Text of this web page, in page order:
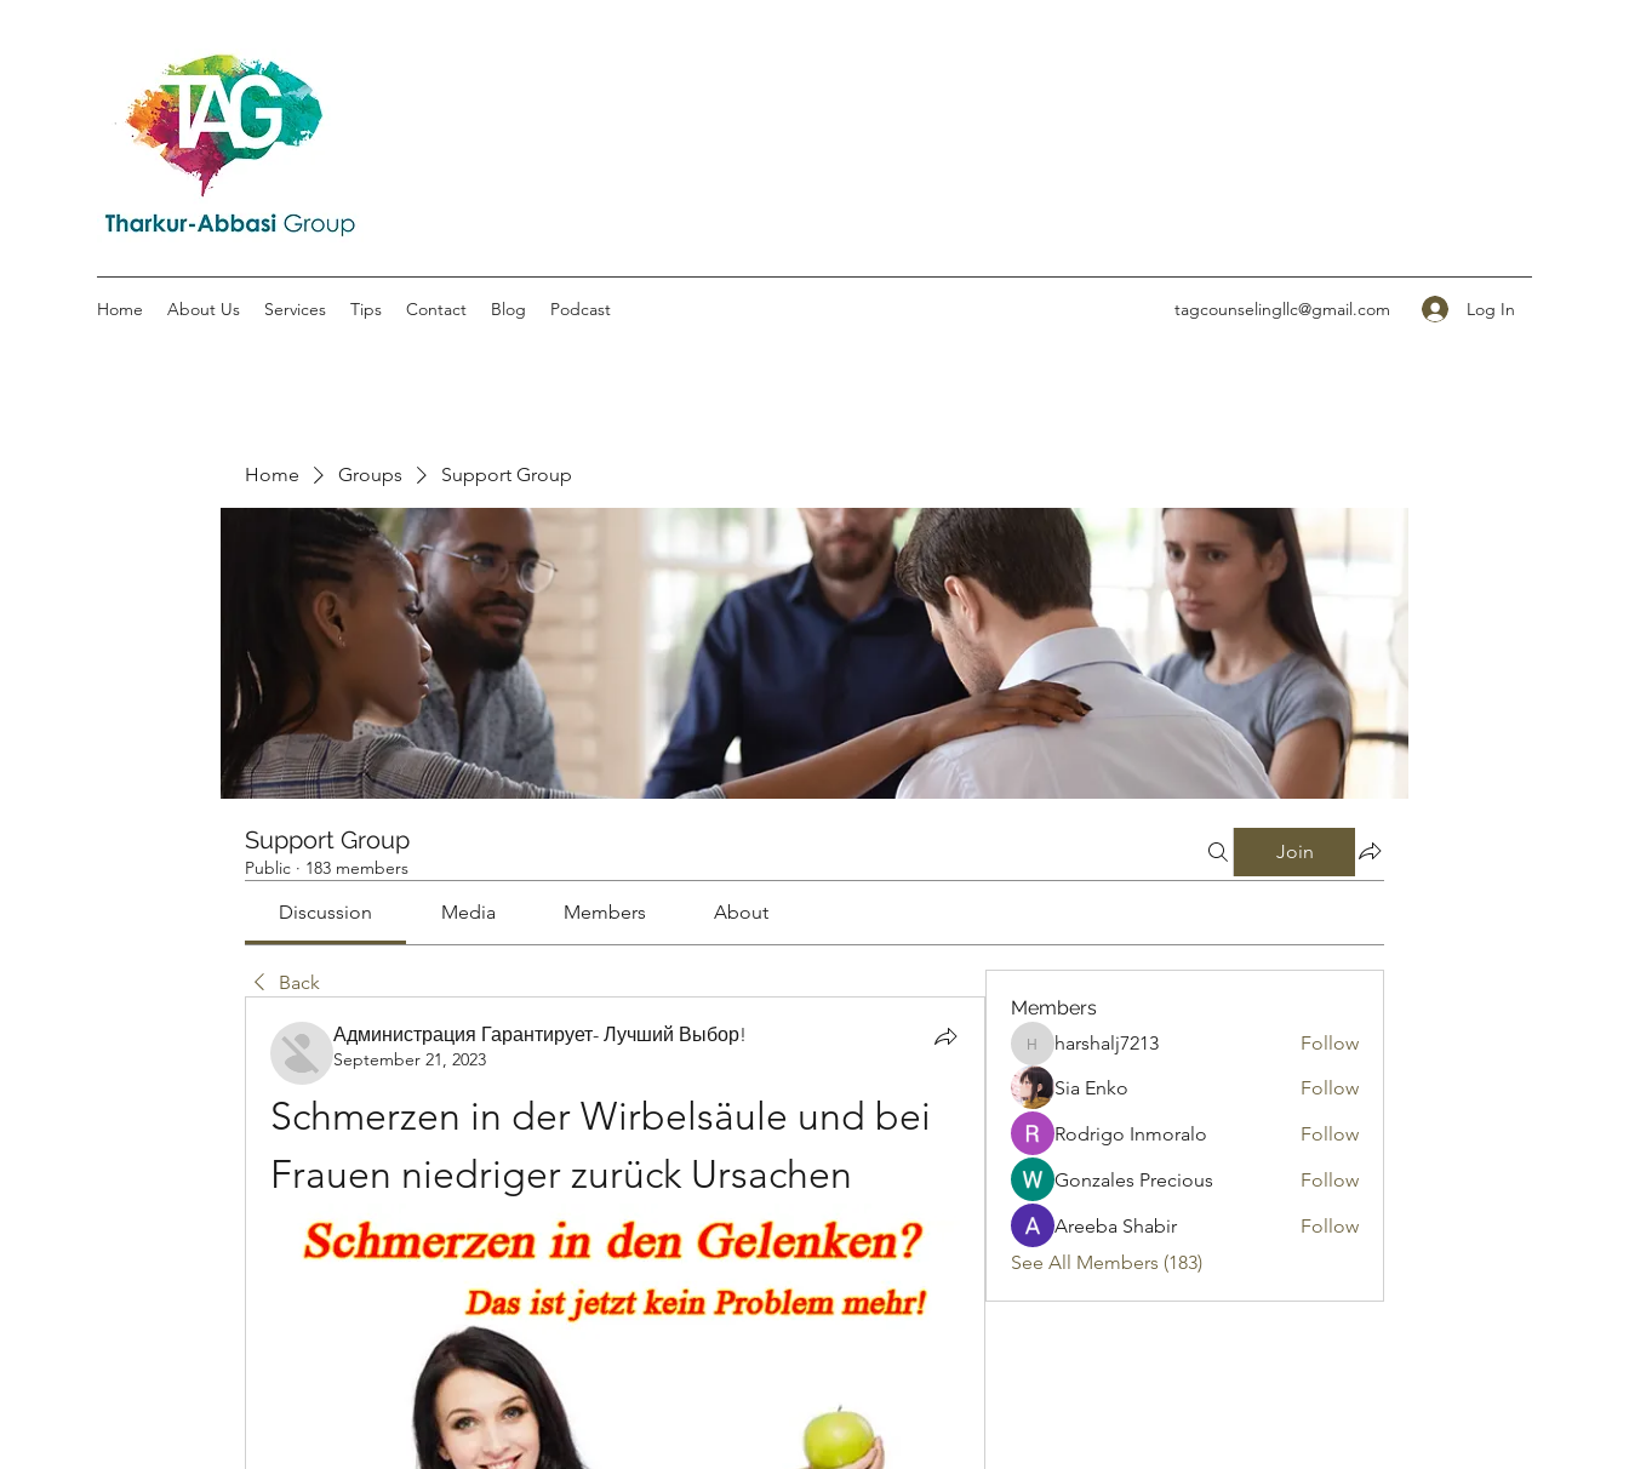
Home About Us Services Tips Contact Blog Podcast tagcounselingllc@gmail.com Log In
Home Groups Support Group
Support Group
Public · 183 members
Join
Discussion Media Members About
Back
Администрация Гарантирует- Лучший Выбор!
September 21, 2023
Schmerzen in der Wirbelsäule und bei
Frauen niedriger zurück Ursachen
Members
harshalj7213
harshalj7213
Follow
Sia Enko
Follow
Rodrigo Inmoralo
Follow
Gonzales Precious
Follow
Areeba Shabir
Follow
See All Members (183)